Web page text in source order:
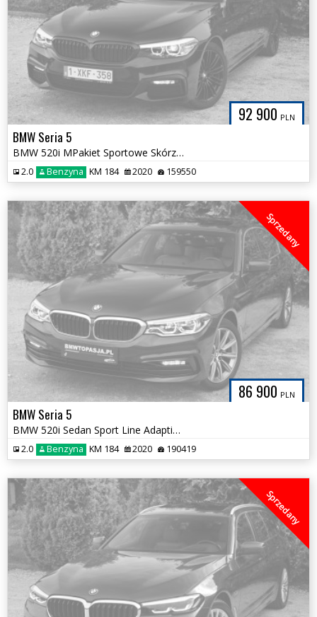
92 900 PLN
BMW Seria 5
BMW 520i MPakiet Sportowe Skórzane Ambiente 100% Bezwypadkowa Alu `19
2.0 Benzyna KM 184 2020 159550
86 900 PLN
Sprzedany
BMW Seria 5
BMW 520i Sedan Sport Line Adaptive LED Komforty Czarna Podsufitka
2.0 Benzyna KM 184 2020 190419
Sprzedany